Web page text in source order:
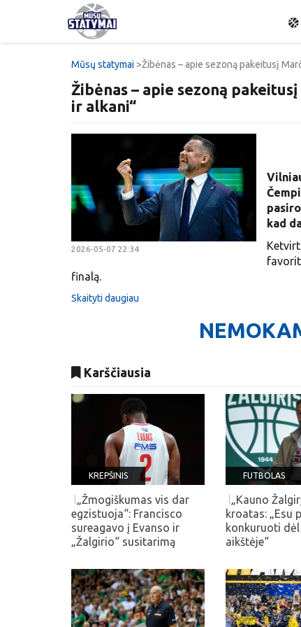
Mūsų statymai Žibėnas – apie sezoną pakeitusį
Žibėnas – apie sezoną
ir alkani“
2026-05-07 22:34
kad
finalą.
Skaityti daugiau
Karščiausia
KREPŠINIS
„Žmogiškumas vis dar
egzistuoja“: Francisco
sureagavo į Evanso ir
„Žalgirio“ susitarimą
FUTBOLAS
„Kauno
kroatas: „Esu
konkuruoti
aikštėje“